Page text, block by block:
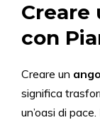
Creare
con
Creare un
significa
un’oasi di